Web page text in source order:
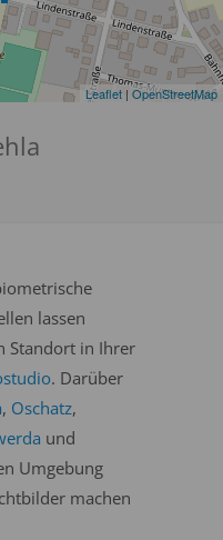
Leaflet | OpenStreetMap
lassen
Standort in Ihrer
. Darüber
, Oschatz,
und
Umgebung
machen